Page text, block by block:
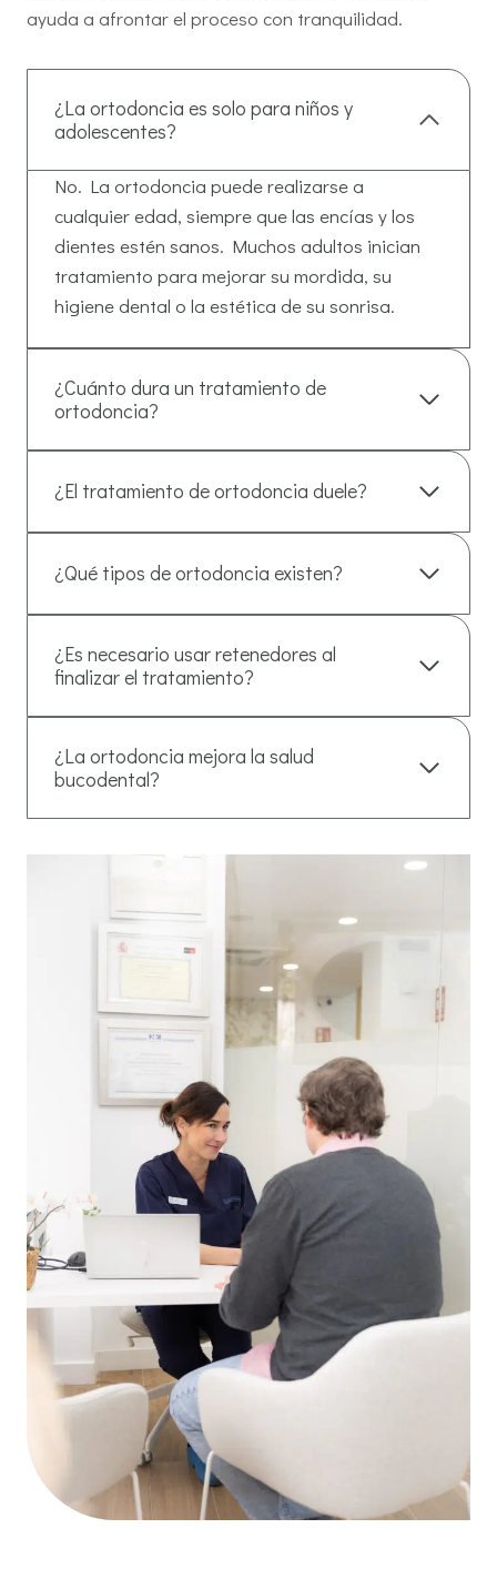
ayuda a afrontar el proceso con tranquilidad.
¿La ortodoncia es solo para niños y
adolescentes?
No. La ortodoncia puede realizarse a
cualquier edad, siempre que las encías y los
dientes estén sanos. Muchos adultos inician
tratamiento para mejorar su mordida, su
higiene dental o la estética de su sonrisa.
¿Cuánto dura un tratamiento de
ortodoncia?
¿El tratamiento de ortodoncia duele?
¿Qué tipos de ortodoncia existen?
¿Es necesario usar retenedores al
finalizar el tratamiento?
¿La ortodoncia mejora la salud
bucodental?